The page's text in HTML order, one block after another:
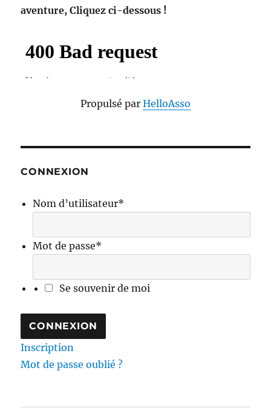
aventure, Cliquez ci-dessous !
Propulsé par HelloAsso
CONNEXION
Nom d’utilisateur*
Mot de passe*
Se souvenir de moi
Inscription
Mot de passe oublié ?